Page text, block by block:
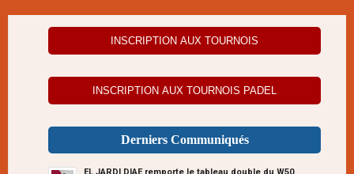
INSCRIPTION AUX TOURNOIS
INSCRIPTION AUX TOURNOIS PADEL
Derniers Communiqués
EL JARDI DIAE remporte le tableau double du W50